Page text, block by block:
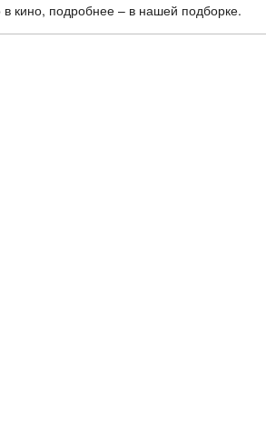
кино, подробнее – в нашей подборке.